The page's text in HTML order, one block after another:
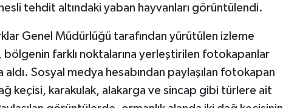
tehdit altındaki yaban hayvanları görüntülendi.
Genel Müdürlüğü tarafından yürütülen izleme
bölgenin farklı noktalarına yerleştirilen fotokapanlar
aldı. Sosyal medya hesabından paylaşılan fotokapan
keçisi, karakulak, alakarga ve sincap gibi türlere ait